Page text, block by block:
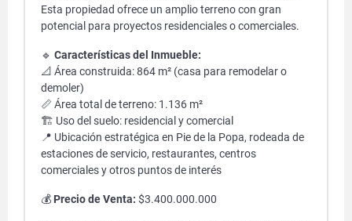
Esta propiedad ofrece un amplio terreno con gran
potencial para proyectos residenciales o comerciales.
🔹 Características del Inmueble:
📐 Área construida: 864 m² (casa para remodelar o
demoler)
📏 Área total de terreno: 1.136 m²
🏗️ Uso del suelo: residencial y comercial
📍 Ubicación estratégica en Pie de la Popa, rodeada de
estaciones de servicio, restaurantes, centros
comerciales y otros puntos de interés
💰 Precio de Venta: $3.400.000.000